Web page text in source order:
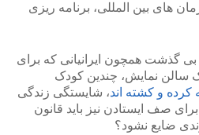
های بین المللی، برنامه ریزی
گذشت همچون ایرانیانی که برای
سالن نمایش، چندین کودک
کرده و کشته اند، شایستگی زندگی
صف ایستادن نیز باید قانون
ضایع نشود؟